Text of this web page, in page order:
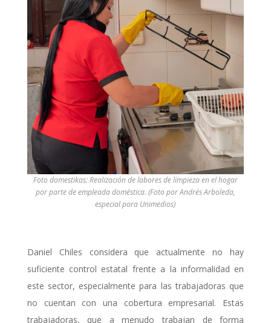
Foto domestikas: Realización de labores de limpieza en el hogar
por parte de empleada doméstica. (Foto por Andrés Arboleda,
especial para Unimedios)
Daniel Chiles considera que actualmente no hay
suficiente control estatal frente a la informalidad en
este sector, especialmente para las trabajadoras que
no cuentan con una cobertura empresarial. Estas
trabajadoras, que a menudo trabajan de forma